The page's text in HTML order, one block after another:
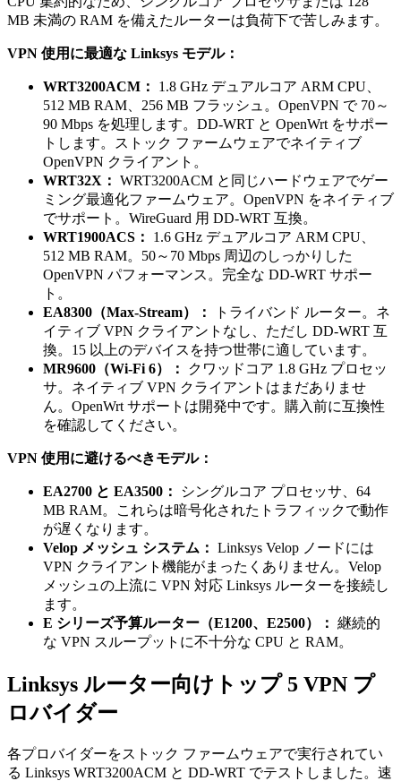
MB 未満の RAM を備えたルーターは負荷下で苦しみます。
VPN 使用に最適な Linksys モデル：
WRT3200ACM：
1.8 GHz デュアルコア ARM CPU、
512 MB RAM、256 MB フラッシュ。OpenVPN で 70～
90 Mbps を処理します。DD-WRT と OpenWrt をサポー
トします。ストック ファームウェアでネイティブ
OpenVPN クライアント。
WRT32X： WRT3200ACM と同じハードウェアでゲー
ミング最適化ファームウェア。OpenVPN をネイティブ
でサポート。WireGuard 用 DD-WRT 互換。
WRT1900ACS：
1.6 GHz デュアルコア ARM CPU、
512 MB RAM。50～70 Mbps 周辺のしっかりした
OpenVPN パフォーマンス。完全な DD-WRT サポー
ト。
EA8300（Max-Stream）：
トライバンド ルーター。ネ
イティブ VPN クライアントなし、ただし DD-WRT 互
換。15 以上のデバイスを持つ世帯に適しています。
MR9600（Wi-Fi 6）：
クワッドコア 1.8 GHz プロセッ
サ。ネイティブ VPN クライアントはまだありませ
ん。OpenWrt サポートは開発中です。購入前に互換性
を確認してください。
VPN 使用に避けるべきモデル：
EA2700 と EA3500：
シングルコア プロセッサ、64
MB RAM。これらは暗号化されたトラフィックで動作
が遅くなります。
Velop メッシュ システム： Linksys Velop ノードには
VPN クライアント機能がまったくありません。Velop
メッシュの上流に VPN 対応 Linksys ルーターを接続し
ます。
E シリーズ予算ルーター（E1200、E2500）： 継続的
な VPN スループットに不十分な CPU と RAM。
Linksys ルーター向けトップ 5 VPN プ
ロバイダー
各プロバイダーをストック ファームウェアで実行されてい
る Linksys WRT3200ACM と DD-WRT でテストしました。速